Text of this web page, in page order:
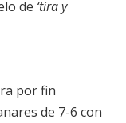
de ‘tira y
por fin
de 7-6 con